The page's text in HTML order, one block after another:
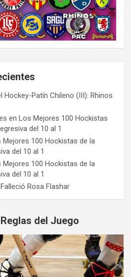
Hockey-Patín Chileno (III): Rhinos
en Los Mejores 100 Hockistas
del 10 al 1
Mejores 100 Hockistas de la
del 10 al 1
Mejores 100 Hockistas de la
del 10 al 1
Falleció Rosa Flashar
del Juego